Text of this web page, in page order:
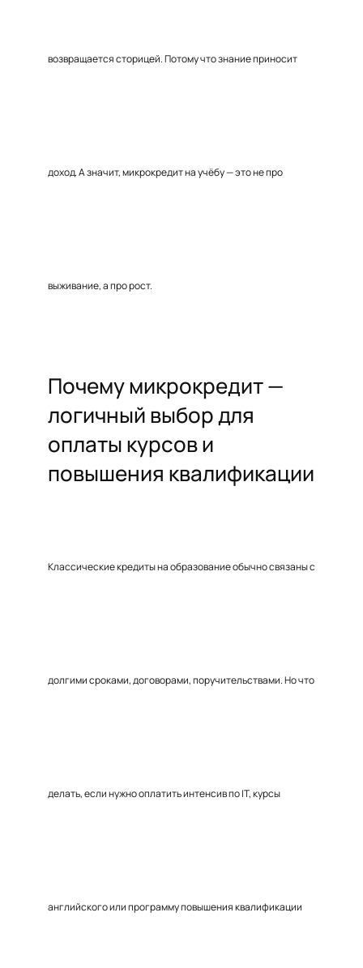
возвращается сторицей. Потому что знание приносит
доход. А значит, микрокредит на учёбу — это не про
выживание, а про рост.
Почему микрокредит —
логичный выбор для
оплаты курсов и
повышения квалификации
Классические кредиты на образование обычно связаны с
долгими сроками, договорами, поручительствами. Но что
делать, если нужно оплатить интенсив по IT, курсы
английского или программу повышения квалификации